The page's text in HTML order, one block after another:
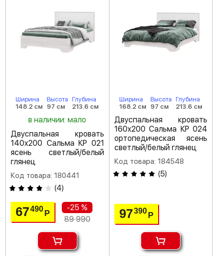
Ширина
148.2 см
Высота
97 см
Глубина
213.6 см
в наличии: мало
Двуспальная кровать
140х200 Сальма КР 021
ясень светлый/белый
глянец
Код товара: 180441
(4)
67490Р
-25 %
89 990
Ширина
168.2 см
Высота
97 см
Глубина
213.6 см
Двуспальная кровать
160х200 Сальма КР 024
ортопедическая ясень
светлый/белый глянец
Код товара: 184548
(5)
97390 Р